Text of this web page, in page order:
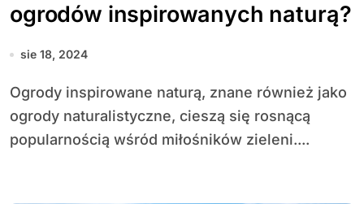
ogrodów inspirowanych naturą?
sie 18, 2024
Ogrody inspirowane naturą, znane również jako
ogrody naturalistyczne, cieszą się rosnącą
popularnością wśród miłośników zieleni....